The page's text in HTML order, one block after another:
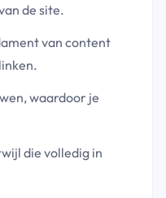
de site.
van content
waardoor je
die volledig in